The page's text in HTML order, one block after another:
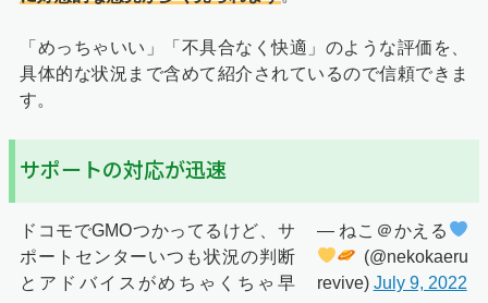
「めっちゃいい」「不具合なく快適」のような評価を、
具体的な状況まで含めて紹介されているので信頼できま
す。
サポートの対応が迅速
ドコモでGMOつかってるけど、サ
ポートセンターいつも状況の判断
とアドバイスがめちゃくちゃ早
— ねこ＠かえる
(@nekokaeru
revive) July 9, 2022